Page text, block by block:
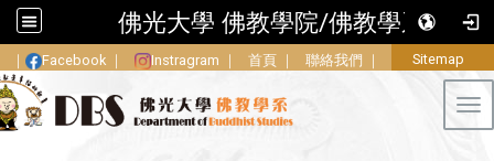
佛光大學 佛教學院/佛教學系
｜ Facebook ｜ Instragram ｜ 首頁 ｜ 聯絡我們 ｜ Sitemap